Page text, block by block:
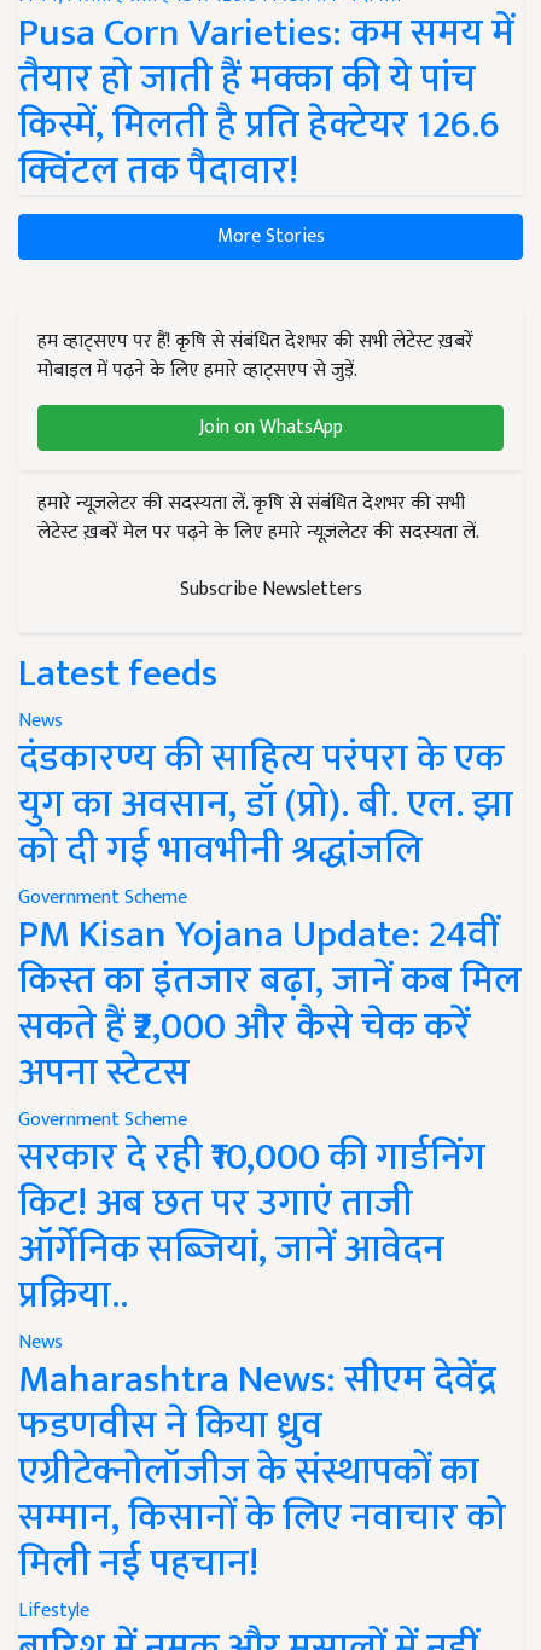
Pusa Corn Varieties: कम समय में
तैयार हो जाती हैं मक्का की ये पांच
किस्में, मिलती है प्रति हेक्टेयर 126.6
क्विंटल तक पैदावार!
More Stories
हम व्हाट्सएप पर हैं! कृषि से संबंधित देशभर की सभी लेटेस्ट ख़बरें
मोबाइल में पढ़ने के लिए हमारे व्हाट्सएप से जुड़ें.
Join on WhatsApp
हमारे न्यूज़लेटर की सदस्यता लें. कृषि से संबंधित देशभर की सभी
लेटेस्ट ख़बरें मेल पर पढ़ने के लिए हमारे न्यूज़लेटर की सदस्यता लें.
Subscribe Newsletters
Latest feeds
News
दंडकारण्य की साहित्य परंपरा के एक
युग का अवसान, डॉ (प्रो). बी. एल. झा
को दी गई भावभीनी श्रद्धांजलि
Government Scheme
PM Kisan Yojana Update: 24वीं
किस्त का इंतजार बढ़ा, जानें कब मिल
सकते हैं ₹2,000 और कैसे चेक करें
अपना स्टेटस
Government Scheme
सरकार दे रही ₹10,000 की गार्डनिंग
किट! अब छत पर उगाएं ताजी
ऑर्गेनिक सब्जियां, जानें आवेदन
प्रक्रिया..
News
Maharashtra News: सीएम देवेंद्र
फडणवीस ने किया ध्रुव
एग्रीटेक्नोलॉजीज के संस्थापकों का
सम्मान, किसानों के लिए नवाचार को
मिली नई पहचान!
Lifestyle